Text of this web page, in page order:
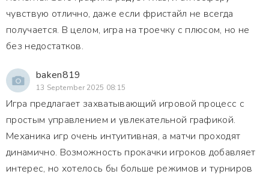
чувствую отлично, даже если фристайл не всегда
получается. В целом, игра на троечку с плюсом, но не
без недостатков.
baken819
13 September 2025 08:15
Игра предлагает захватывающий игровой процесс с
простым управлением и увлекательной графикой.
Механика игр очень интуитивная, а матчи проходят
динамично. Возможность прокачки игроков добавляет
интерес, но хотелось бы больше режимов и турниров